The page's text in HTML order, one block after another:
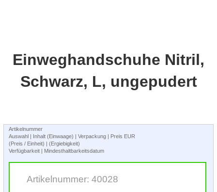
Einweghandschuhe Nitril,
Schwarz, L, ungepudert
Artikelnummer
Auswahl | Inhalt (Einwaage) | Verpackung | Preis EUR
(Preis / Einheit) | (Ergiebigkeit)
Verfügbarkeit | Mindesthaltbarkeitsdatum
Artikelnummer: 40028